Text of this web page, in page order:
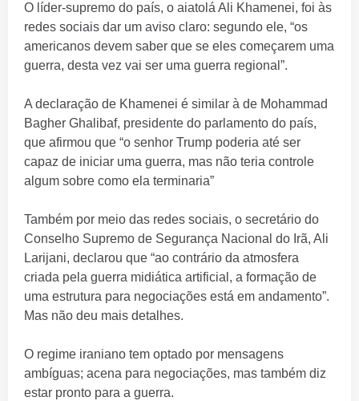
O líder-supremo do país, o aiatolá Ali Khamenei, foi às
redes sociais dar um aviso claro: segundo ele, “os
americanos devem saber que se eles começarem uma
guerra, desta vez vai ser uma guerra regional”.
A declaração de Khamenei é similar à de Mohammad
Bagher Ghalibaf, presidente do parlamento do país,
que afirmou que “o senhor Trump poderia até ser
capaz de iniciar uma guerra, mas não teria controle
algum sobre como ela terminaria”
Também por meio das redes sociais, o secretário do
Conselho Supremo de Segurança Nacional do Irã, Ali
Larijani, declarou que “ao contrário da atmosfera
criada pela guerra midiática artificial, a formação de
uma estrutura para negociações está em andamento”.
Mas não deu mais detalhes.
O regime iraniano tem optado por mensagens
ambíguas; acena para negociações, mas também diz
estar pronto para a guerra.